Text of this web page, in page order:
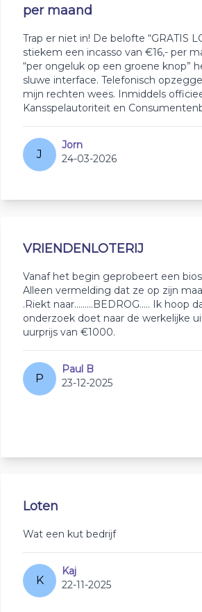
per maand
Trap er niet in! De belofte “GRATIS
stiekem een incasso van €16,- per
“per ongeluk op een groene knop”
sluwe interface. Telefonisch
mijn rechten wees. Inmiddels
Kansspelautoriteit en
J
Jorn
24-03-2026
VRIENDENLOTERIJ
Vanaf het begin geprobeert een
Alleen vermelding dat ze op zijn
.Riekt naar.........BEDROG..... Ik
onderzoek doet naar de werkelijke
uurprijs van €1000.
P
Paul B
23-12-2025
Loten
Wat een kut bedrijf
K
Kaj
22-11-2025